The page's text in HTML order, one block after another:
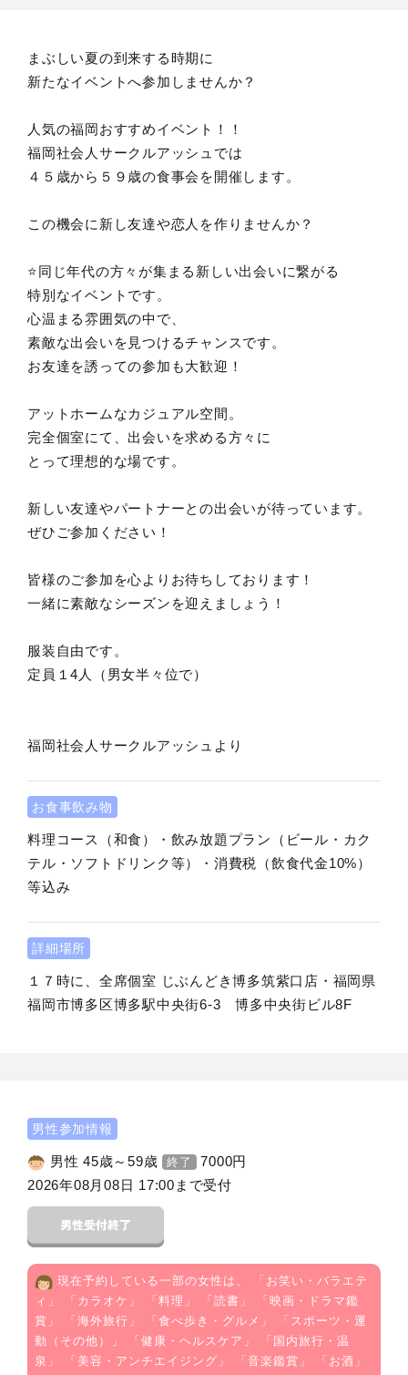
まぶしい夏の到来する時期に
新たなイベントへ参加しませんか？
人気の福岡おすすめイベント！！
福岡社会人サークルアッシュでは
４５歳から５９歳の食事会を開催します。
この機会に新し友達や恋人を作りませんか？
⭐️同じ年代の方々が集まる新しい出会いに繋がる
特別なイベントです。
心温まる雰囲気の中で、
素敵な出会いを見つけるチャンスです。
お友達を誘っての参加も大歓迎！
アットホームなカジュアル空間。
完全個室にて、出会いを求める方々に
とって理想的な場です。
新しい友達やパートナーとの出会いが待っています。
ぜひご参加ください！
皆様のご参加を心よりお待ちしております！
一緒に素敵なシーズンを迎えましょう！
服装自由です。
定員１4人（男女半々位で）
福岡社会人サークルアッシュより
お食事飲み物
料理コース（和食）・飲み放題プラン（ビール・カク
テル・ソフトドリンク等）・消費税（飲食代金10%）
等込み
詳細場所
１７時に、全席個室 じぶんどき博多筑紫口店・福岡県
福岡市博多区博多駅中央街6-3 博多中央街ビル8F
男性参加情報
男性 45歳～59歳 終了 7000円
2026年08月08日 17:00まで受付
現在予約している一部の女性は、 「 お笑い・バラエテ
ィ 」 「 カラオケ 」 「 料理 」 「 読書 」 「 映画・ドラマ鑑
賞 」 「 海外旅行 」 「 食べ歩き・グルメ 」 「 スポーツ・運
動（その他）
」 「 健康・ヘルスケア 」 「 国内旅行・温
泉 」 「 美容・アンチエイジング 」 「 音楽鑑賞 」 「 お酒 」